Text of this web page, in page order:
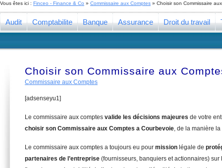
Vous êtes ici : Finceo - Finance & Co » Commissaire aux Comptes » Choisir son Commissaire
Audit Comptabilite Banque Assurance Droit du travail
Choisir son Commissaire aux
Commissaire aux Comptes
[adsenseyu1]
Le commissaire aux comptes valide les décisions majeures de votre
choisir son Commissaire aux Comptes a Courbevoie, de la manière
Le commissaire aux comptes a toujours eu pour mission légale de
partenaires de l’entreprise (fournisseurs, banquiers et actionnaires) sur